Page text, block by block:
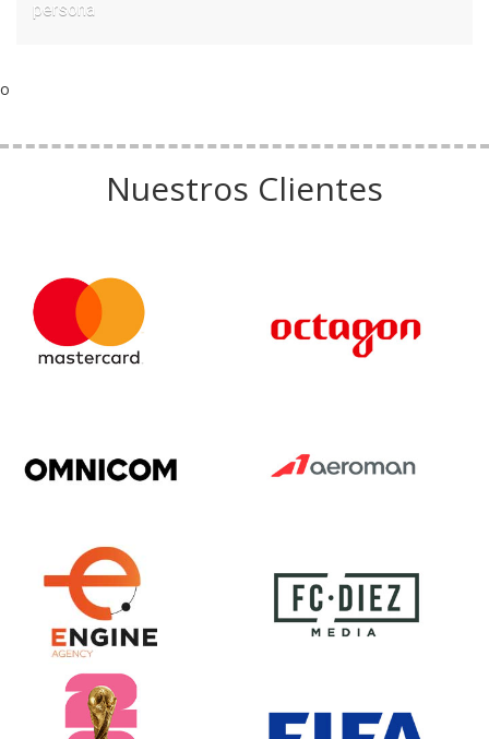
persona
o
Nuestros Clientes